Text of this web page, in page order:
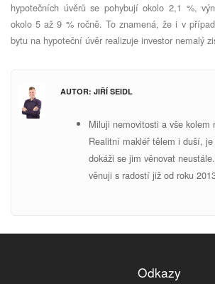
hypotečních úvěrů se pohybují okolo 2,1 %,
okolo 5 až 9 % ročně. To znamená, že i v
bytu na hypoteční úvěr realizuje investor nemalý
AUTOR: JIŘÍ SEIDL
Miluji nemovitosti a vše kolem
Realitní makléř tělem i duší,
dokáži se jim věnovat
věnuji s radostí již od roku
Odkazy